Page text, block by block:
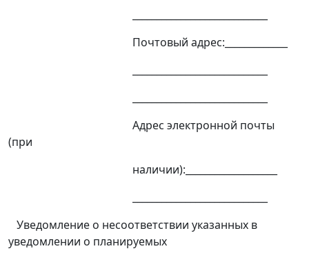
Почтовый адрес:_____________
Адрес электронной почты
(при
наличии):___________________
Уведомление о несоответствии указанных в
уведомлении о планируемых